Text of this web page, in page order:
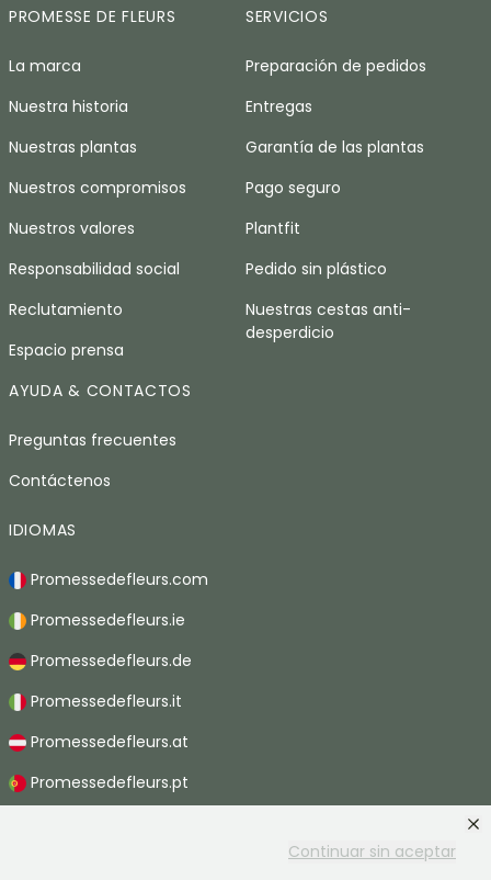
Continuar sin aceptar
PROMESSE DE FLEURS
La marca
Nuestra historia
Nuestras plantas
Nuestros compromisos
Nuestros valores
Responsabilidad social
Reclutamiento
Espacio prensa
SERVICIOS
Preparación de pedidos
Entregas
Garantía de las plantas
Pago seguro
Plantfit
Pedido sin plástico
Nuestras cestas anti-
desperdicio
AYUDA & CONTACTOS
Preguntas frecuentes
Contáctenos
IDIOMAS
Promessedefleurs.com
Promessedefleurs.ie
Promessedefleurs.de
Promessedefleurs.it
Promessedefleurs.at
Promessedefleurs.pt